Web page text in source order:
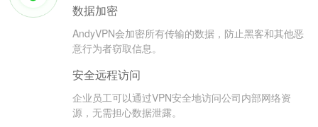
数据加密
AndyVPN会加密所有传输的数据，防止黑客和其他恶
意行为者窃取信息。
安全远程访问
企业员工可以通过VPN安全地访问公司内部网络资
源，无需担心数据泄露。